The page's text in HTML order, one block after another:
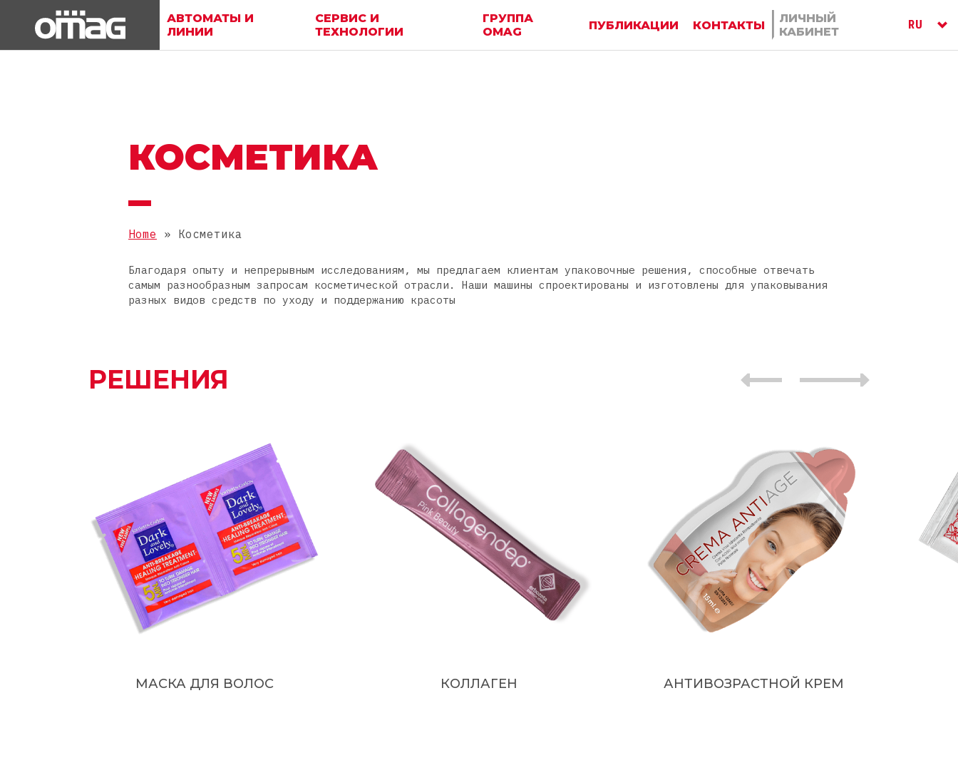
АВТОМАТЫ И
ЛИНИИ
СЕРВИС И
ТЕХНОЛОГИИ
ГРУППА
OMAG
ПУБЛИКАЦИИ КОНТАКТЫ
ЛИЧНЫЙ
КАБИНЕТ
ENG
RU
КОСМЕТИКА
Home » Косметика
Благодаря опыту и непрерывным исследованиям, мы предлагаем клиентам упаковочные решения, способные отвечать
самым разнообразным запросам косметической отрасли. Наши машины спроектированы и изготовлены для упаковывания
разных видов средств по уходу и поддержанию красоты
РЕШЕНИЯ
МАСКА ДЛЯ ВОЛОС КОЛЛАГЕН АНТИВОЗРАСТНОЙ КРЕМ